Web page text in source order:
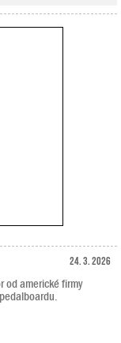
24. 3. 2026
od americké firmy